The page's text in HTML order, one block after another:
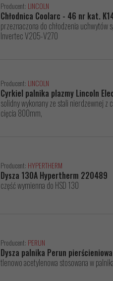
Producent: LINCOLN
Chłodnica Coolarc - 46 nr kat.
przeznaczona do chłodzenia uchwytów
Invertec V205-V270
Producent: LINCOLN
Cyrkiel palnika plazmy Lincoln
solidny wykonany ze stali nierdzewnej
cięcia 800mm,
Producent: HYPERTHERM
Dysza 130A Hypertherm 220489
część wymienna do HSD 130
Producent: PERUN
Dysza palnika Perun
tlenowo acetylenowa stosowana w